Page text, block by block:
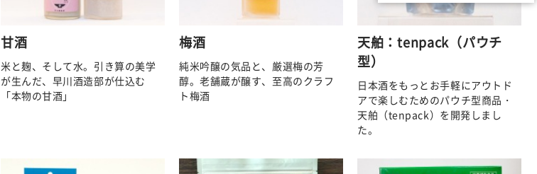
甘酒
米と麹、そして水。引き算の美学
が生んだ、早川酒造部が仕込む
「本物の甘酒」
梅酒
純米吟醸の気品と、厳選梅の芳
醇。老舗蔵が醸す、至高のクラフ
ト梅酒
天舶：tenpack（パウチ
型）
日本酒をもっとお手軽にアウトド
アで楽しむためのパウチ型商品・
天舶（tenpack）を開発しまし
た。